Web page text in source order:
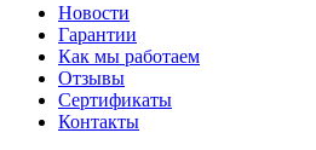
Новости
Гарантии
Как мы работаем
Отзывы
Сертификаты
Контакты